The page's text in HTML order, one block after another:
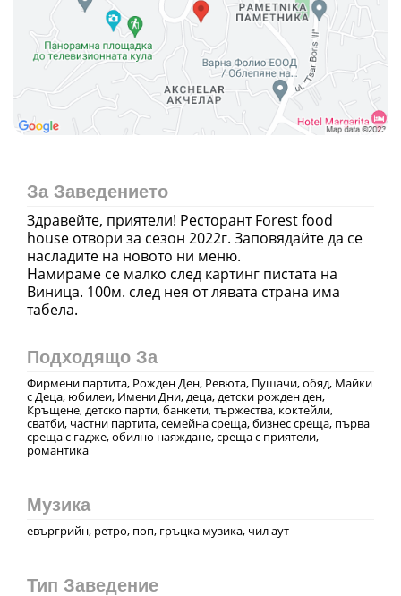
За Заведението
Здравейте, приятели! Ресторант Forest food
house отвори за сезон 2022г. Заповядайте да се
насладите на новото ни меню.
Намираме се малко след картинг пистата на
Виница. 100м. след нея от лявата страна има
Подходящо За
Фирмени партита, Рожден Ден, Ревюта, Пушачи, обяд, Майки
с Деца, юбилеи, Имени Дни, деца, детски рожден ден,
Кръщене, детско парти, банкети, тържества, коктейли,
сватби, частни партита, семейна среща, бизнес среща, първа
среща с гадже, обилно наяждане, среща с приятели,
романтика
Музика
евъргрийн, ретро, поп, гръцка музика, чил аут
Тип Заведение